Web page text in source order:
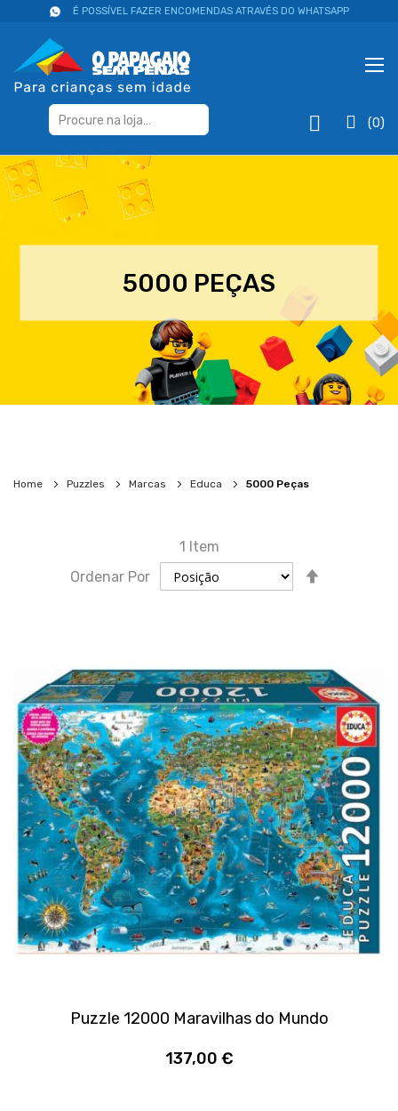
É POSSÍVEL FAZER ENCOMENDAS ATRAVÉS DO WHATSAPP
(0)
5000 PEÇAS
Home Puzzles Marcas Educa 5000 Peças
1
Item
Ordenar Por
Puzzle 12000 Maravilhas do Mundo
137,00 €